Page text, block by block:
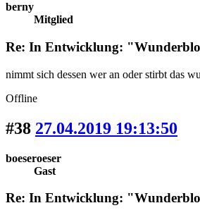
berny
Mitglied
Re: In Entwicklung:
nimmt sich dessen wer an oder stirbt das
Offline
#38 27.04.2019 19:13:50
boeseroeser
Gast
Re: In Entwicklung: